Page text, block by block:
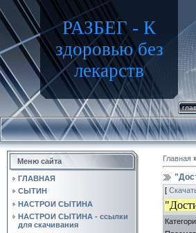
РАЗБЕГ - К
здоровью без
лекарств
Меню сайта
ГЛАВНАЯ
СЫТИН
НАСТРОИ СЫТИНА
НАСТРОИ СЫТИНА - ссылки
для скачивания
Главная
[